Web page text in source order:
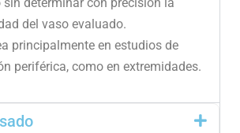
sin determinar con precisión la
del vaso evaluado.
principalmente en estudios de
periférica, como en extremidades.